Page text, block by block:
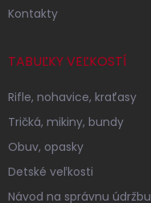
Kontakty
TABUĽKY VEĽKOSTÍ
Rifle, nohavice, kraťasy
Tričká, mikiny, bundy
Obuv, opasky
Detské veľkosti
Návod na správnu údržbu